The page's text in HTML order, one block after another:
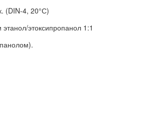
(DIN-4, 20°С)
этоксипропанол 1:1